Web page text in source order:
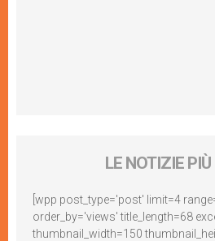
LE NOTIZIE
[wpp post_type='post' limit=4
order_by='views' title_length=68
thumbnail_width=150